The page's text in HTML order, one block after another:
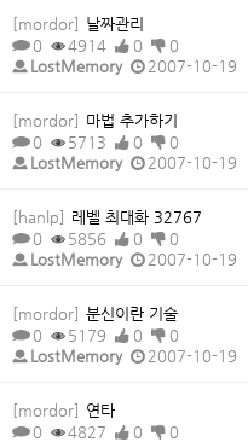
[mordor] 날짜관리
0
4914 0
0
LostMemory
2007-10-19
[mordor] 마법 추가하기
0
5713 0
0
LostMemory
2007-10-19
[hanlp] 레벨 최대화 32767
0
5856 0
0
LostMemory
2007-10-19
[mordor] 분신이란 기술
0
5179 0
0
LostMemory
2007-10-19
[mordor] 연타
0
4827 0
0